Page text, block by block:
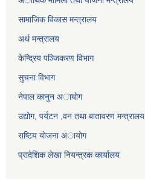
सामाजिक विकास मन्त्रालय
अर्थ मन्त्रालय
केन्द्रिय पञ्जिकरण विभाग
सुचना विभाग
नेपाल कानुन अायाेग
उद्योग, पर्यटन ,वन तथा बातावरण मन्त्रालय
राष्टिय याेजना अायोग
प्रादेशिक लेखा नियन्त्रक कार्यालय